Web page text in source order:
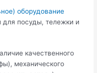
оборудование
посуды, тележки и
качественного
механического